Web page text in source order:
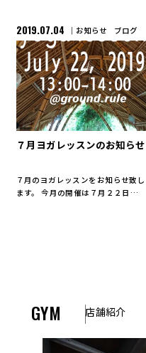
「心も身体もスッキリした！」 な
ど、多くの嬉しいお言 […]
2019.07.04 お知らせ ブログ
７月ヨガレッスンのお知らせ
７月のヨガレッスンをお知らせ致し
ます。 今月の開催は７月２２日
GYM 店舗紹介